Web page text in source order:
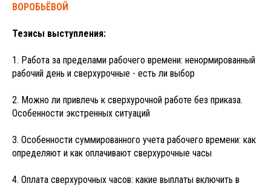
ВОРОБЬЁВОЙ
Тезисы выступления:
1. Работа за пределами рабочего времени: ненормированный
рабочий день и сверхурочные - есть ли выбор
2. Можно ли привлечь к сверхурочной работе без приказа.
Особенности экстренных ситуаций
3. Особенности суммированного учета рабочего времени: как
определяют и как оплачивают сверхурочные часы
4. Оплата сверхурочных часов: какие выплаты включить в